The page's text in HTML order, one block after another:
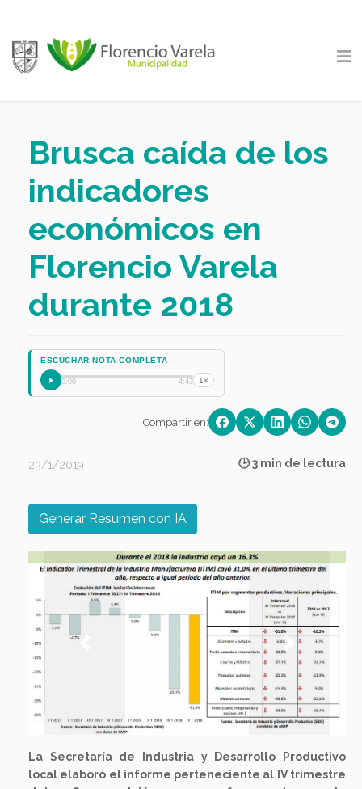
Brusca caída de los
indicadores
económicos en
Florencio Varela
durante 2018
ESCUCHAR NOTA COMPLETA
0:00 4:43 1×
Compartir en:
23/1/2019 🕒 3 min de lectura
Generar Resumen con IA
Next
La Secretaría de Industria y Desarrollo Productivo
local elaboró el informe perteneciente al IV trimestre